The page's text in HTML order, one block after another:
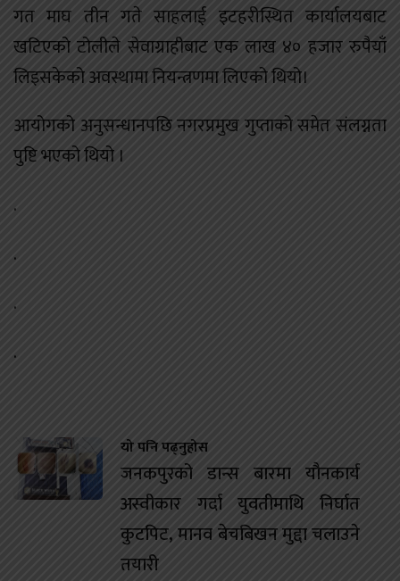
गत माघ तीन गते साहलाई इटहरीस्थित कार्यालयबाट
खटिएको टोलीले सेवाग्राहीबाट एक लाख ४० हजार रुपैयाँ
लिइसकेको अवस्थामा नियन्त्रणमा लिएको थियो।
आयोगको अनुसन्धानपछि नगरप्रमुख गुप्ताको समेत संलग्नता
पुष्टि भएको थियो ।
.
.
.
.
यो पनि पढ्नुहोस
जनकपुरको डान्स बारमा यौनकार्य
अस्वीकार गर्दा युवतीमाथि निर्घात
कुटपिट, मानव बेचबिखन मुद्दा चलाउने
तयारी